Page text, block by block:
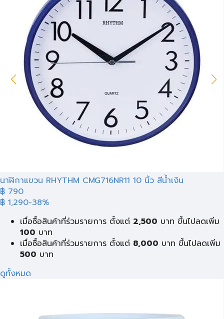
นาฬิกาแขวน RHYTHM CMG716NR11 10 นิ้ว สีน้ำเงิน
฿ 790
฿ 1,290-38%
เมื่อซื้อสินค้าที่ร่วมรายการ ตั้งแต่ 2,500 บาท ขึ้นไปลดเพิ่ม
100 บาท
เมื่อซื้อสินค้าที่ร่วมรายการ ตั้งแต่ 8,000 บาท ขึ้นไปลดเพิ่ม
500 บาท
ดูทั้งหมด